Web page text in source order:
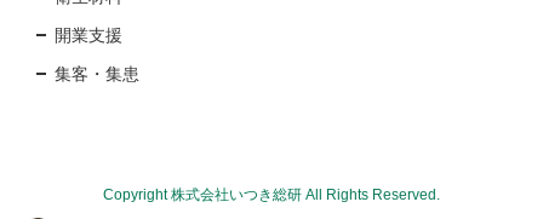
開業支援
集客・集患
Copyright 株式会社いつき総研 All Rights Reserved.